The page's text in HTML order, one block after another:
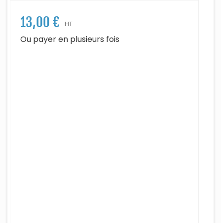
13,00 € HT
Ou payer en plusieurs fois